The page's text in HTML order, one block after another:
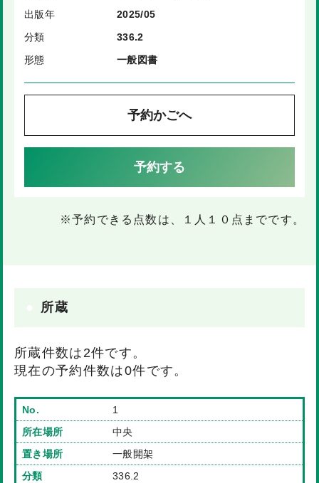
出版年
2025/05
分類
336.2
形態
一般図書
予約かごへ
予約する
※予約できる点数は、１人１０点までです。
所蔵
所蔵件数は2件です。
現在の予約件数は0件です。
1
中央
一般開架
336.2